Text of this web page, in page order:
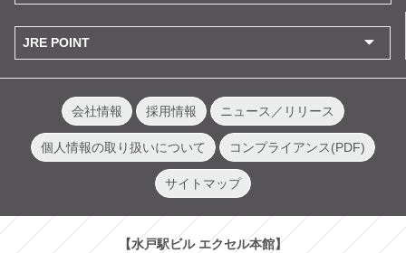
JRE POINT
会社情報 採用情報 ニュース／リリース
個人情報の取り扱いについて コンプライアンス(PDF)
サイトマップ
【水戸駅ビル エクセル本館】